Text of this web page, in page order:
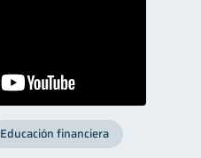
Educación financiera